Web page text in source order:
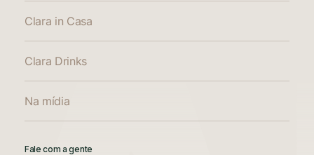
Clara in Casa
Clara Drinks
Na mídia
Fale com a gente